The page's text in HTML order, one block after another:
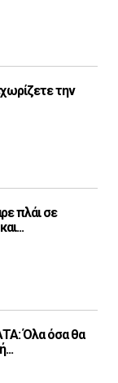
την
πλάι σε
Όλα όσα θα